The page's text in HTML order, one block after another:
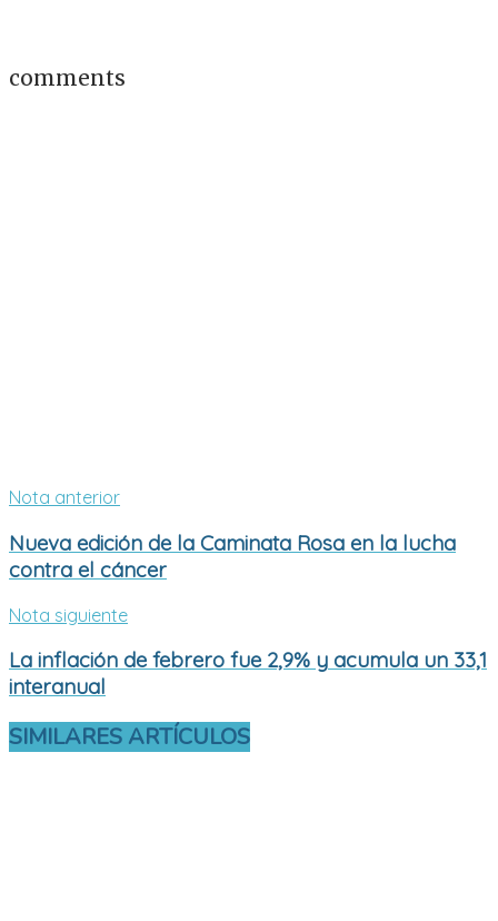
comments
Nota anterior
Nueva edición de la Caminata Rosa en la lucha
contra el cáncer
Nota siguiente
La inflación de febrero fue 2,9% y acumula un 33,1
interanual
SIMILARES ARTÍCULOS